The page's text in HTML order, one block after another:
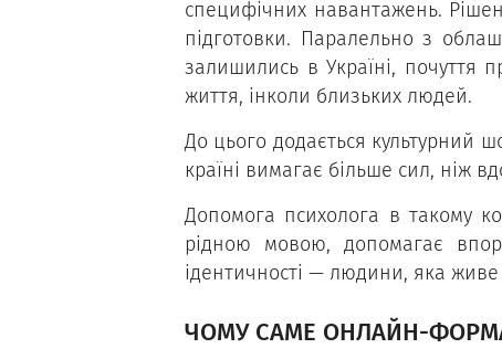
специфічних навантажень.
підготовки. Паралельно з
залишились в Україні, почуття
життя, інколи близьких людей.
До цього додається культурний
країні вимагає більше сил, ніж
Допомога психолога в такому
рідною мовою, допомагає
ідентичності — людини, яка
ЧОМУ САМЕ ОНЛАЙН-